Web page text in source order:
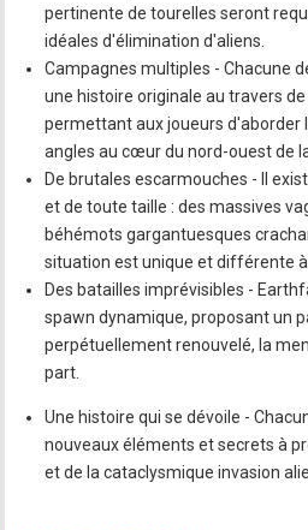
pertinente de tourelles seront
idéales d'élimination d'aliens.
Campagnes multiples - Chacune
une histoire originale au travers
permettant aux joueurs d'aborder
angles au cœur du nord-ouest de
De brutales escarmouches - Il
et de toute taille : des massives
béhémots gargantuesques
situation est unique et différente à
Des batailles imprévisibles -
spawn dynamique, proposant un
perpétuellement renouvelé, la
part.
Une histoire qui se dévoile -
nouveaux éléments et secrets à
et de la cataclysmique invasion